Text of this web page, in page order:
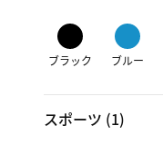
ブラック ブルー
スポーツ (1)